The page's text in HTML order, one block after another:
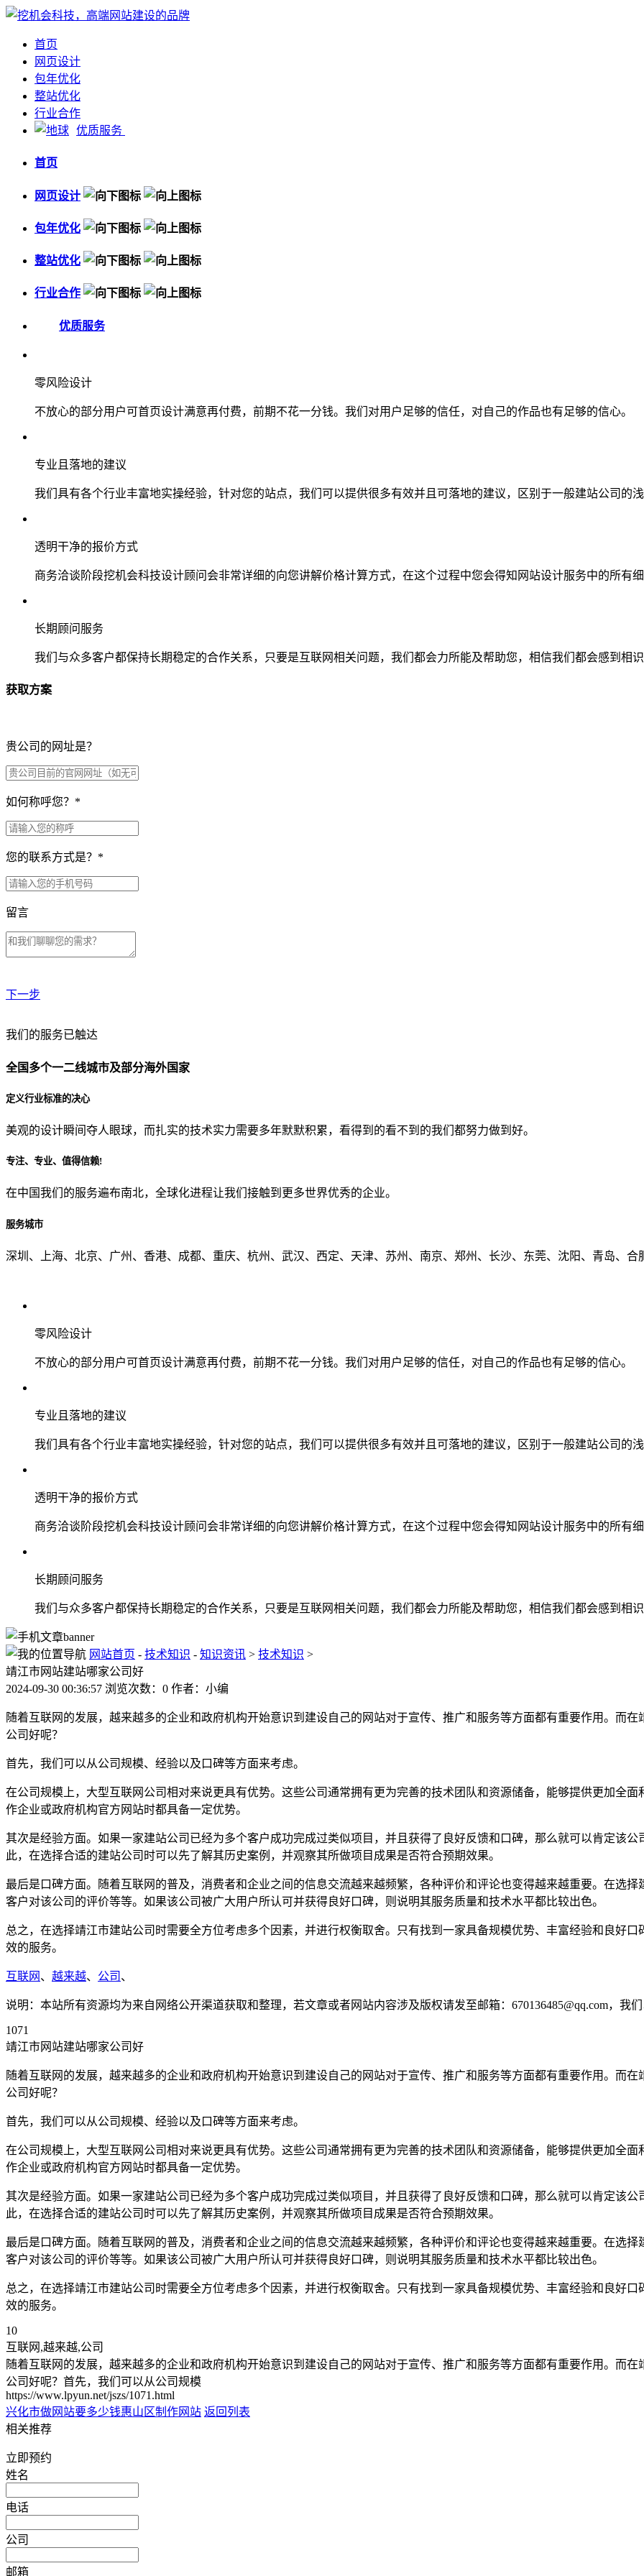
首页
网页设计
包年优化
整站优化
行业合作
优质服务
首页
网页设计
包年优化
整站优化
行业合作
优质服务
零风险设计
不放心的部分用户可首页设计满意再付费，前期不花一分钱。我们对用户足够的信任，对自己的作品也有足够的信心。
专业且落地的建议
我们具有各个行业丰富地实操经验，针对您的站点，我们可以提供很多有效并且可落地的建议，区别于一般建站公司的
透明干净的报价方式
商务洽谈阶段挖机会科技设计顾问会非常详细的向您讲解价格计算方式，在这个过程中您会得知网站设计服务中的所有
长期顾问服务
我们与众多客户都保持长期稳定的合作关系，只要是互联网相关问题，我们都会力所能及帮助您，相信我们都会感到相
获取方案
贵公司的网址是？
如何称呼您？ *
您的联系方式是？ *
留言
下一步
贵公司预算范围是？
贵公司的团队规模是？
从哪里了解到我们？
我们的服务已触达
全国多个一二线城市及部分海外国家
定义行业标准的决心
美观的设计瞬间夺人眼球，而扎实的技术实力需要多年默默积累，看得到的看不到的我们都努力做到好。
专注、专业、值得信赖!
在中国我们的服务遍布南北，全球化进程让我们接触到更多世界优秀的企业。
服务城市
深圳、上海、北京、广州、香港、成都、重庆、杭州、武汉、西定、天津、苏州、南京、郑州、长沙、东莞、沈阳、青岛、合
零风险设计
不放心的部分用户可首页设计满意再付费，前期不花一分钱。我们对用户足够的信任，对自己的作品也有足够的信心。
专业且落地的建议
我们具有各个行业丰富地实操经验，针对您的站点，我们可以提供很多有效并且可落地的建议，区别于一般建站公司的
透明干净的报价方式
商务洽谈阶段挖机会科技设计顾问会非常详细的向您讲解价格计算方式，在这个过程中您会得知网站设计服务中的所有
长期顾问服务
我们与众多客户都保持长期稳定的合作关系，只要是互联网相关问题，我们都会力所能及帮助您，相信我们都会感到相
网站首页 - 技术知识 - 知识资讯 > 技术知识 >
靖江市网站建站哪家公司好
2024-09-30 00:36:57 浏览次数：0 作者：小编
随着互联网的发展，越来越多的企业和政府机构开始意识到建设自己的网站对于宣传、推广和服务等方面都有重要作用。而
公司好呢？
首先，我们可以从公司规模、经验以及口碑等方面来考虑。
在公司规模上，大型互联网公司相对来说更具有优势。这些公司通常拥有更为完善的技术团队和资源储备，能够提供更加全
作企业或政府机构官方网站时都具备一定优势。
其次是经验方面。如果一家建站公司已经为多个客户成功完成过类似项目，并且获得了良好反馈和口碑，那么就可以肯定该
此，在选择合适的建站公司时可以先了解其历史案例，并观察其所做项目成果是否符合预期效果。
最后是口碑方面。随着互联网的普及，消费者和企业之间的信息交流越来越频繁，各种评价和评论也变得越来越重要。在选
客户对该公司的评价等等。如果该公司被广大用户所认可并获得良好口碑，则说明其服务质量和技术水平都比较出色。
总之，在选择靖江市建站公司时需要全方位考虑多个因素，并进行权衡取舍。只有找到一家具备规模优势、丰富经验和良好
效的服务。
互联网 、 越来越、 公司 、
说明：本站所有资源均为来自网络公开渠道获取和整理，若文章或者网站内容涉及版权请发至邮箱：670136485@qq.com，我
1071
靖江市网站建站哪家公司好
随着互联网的发展，越来越多的企业和政府机构开始意识到建设自己的网站对于宣传、推广和服务等方面都有重要作用。而
公司好呢？
首先，我们可以从公司规模、经验以及口碑等方面来考虑。
在公司规模上，大型互联网公司相对来说更具有优势。这些公司通常拥有更为完善的技术团队和资源储备，能够提供更加全
作企业或政府机构官方网站时都具备一定优势。
其次是经验方面。如果一家建站公司已经为多个客户成功完成过类似项目，并且获得了良好反馈和口碑，那么就可以肯定该
此，在选择合适的建站公司时可以先了解其历史案例，并观察其所做项目成果是否符合预期效果。
最后是口碑方面。随着互联网的普及，消费者和企业之间的信息交流越来越频繁，各种评价和评论也变得越来越重要。在选
客户对该公司的评价等等。如果该公司被广大用户所认可并获得良好口碑，则说明其服务质量和技术水平都比较出色。
总之，在选择靖江市建站公司时需要全方位考虑多个因素，并进行权衡取舍。只有找到一家具备规模优势、丰富经验和良好
效的服务。
10
互联网,越来越,公司
随着互联网的发展，越来越多的企业和政府机构开始意识到建设自己的网站对于宣传、推广和服务等方面都有重要作用。而
公司好呢？首先，我们可以从公司规模
https://www.lpyun.net/jszs/1071.html
兴化市做网站要多少钱惠山区制作网站 返回列表
相关推荐
立即预约
姓名
电话
公司
邮箱